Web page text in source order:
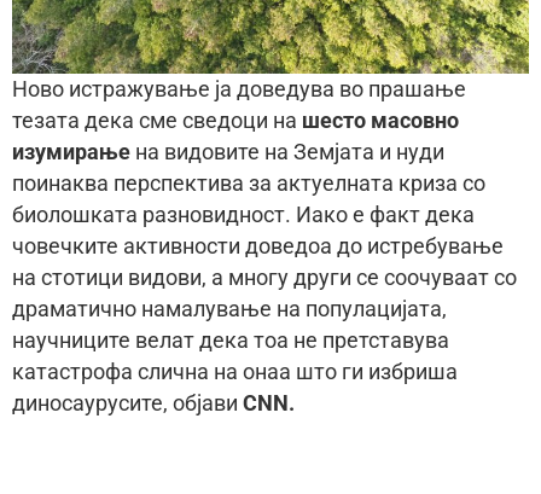
Ново истражување ја доведува во прашање
тезата дека сме сведоци на шесто масовно
изумирање на видовите на Земјата и нуди
поинаква перспектива за актуелната криза со
биолошката разновидност. Иако е факт дека
човечките активности доведоа до истребување
на стотици видови, а многу други се соочуваат со
драматично намалување на популацијата,
научниците велат дека тоа не претставува
катастрофа слична на онаа што ги избриша
диносаурусите, објави CNN.